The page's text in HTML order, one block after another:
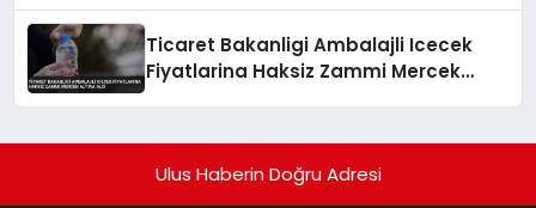
Ticaret Bakanligi Ambalajli Icecek
Fiyatlarina Haksiz Zammi Mercek
Ulus Haberin Doğru Adresi